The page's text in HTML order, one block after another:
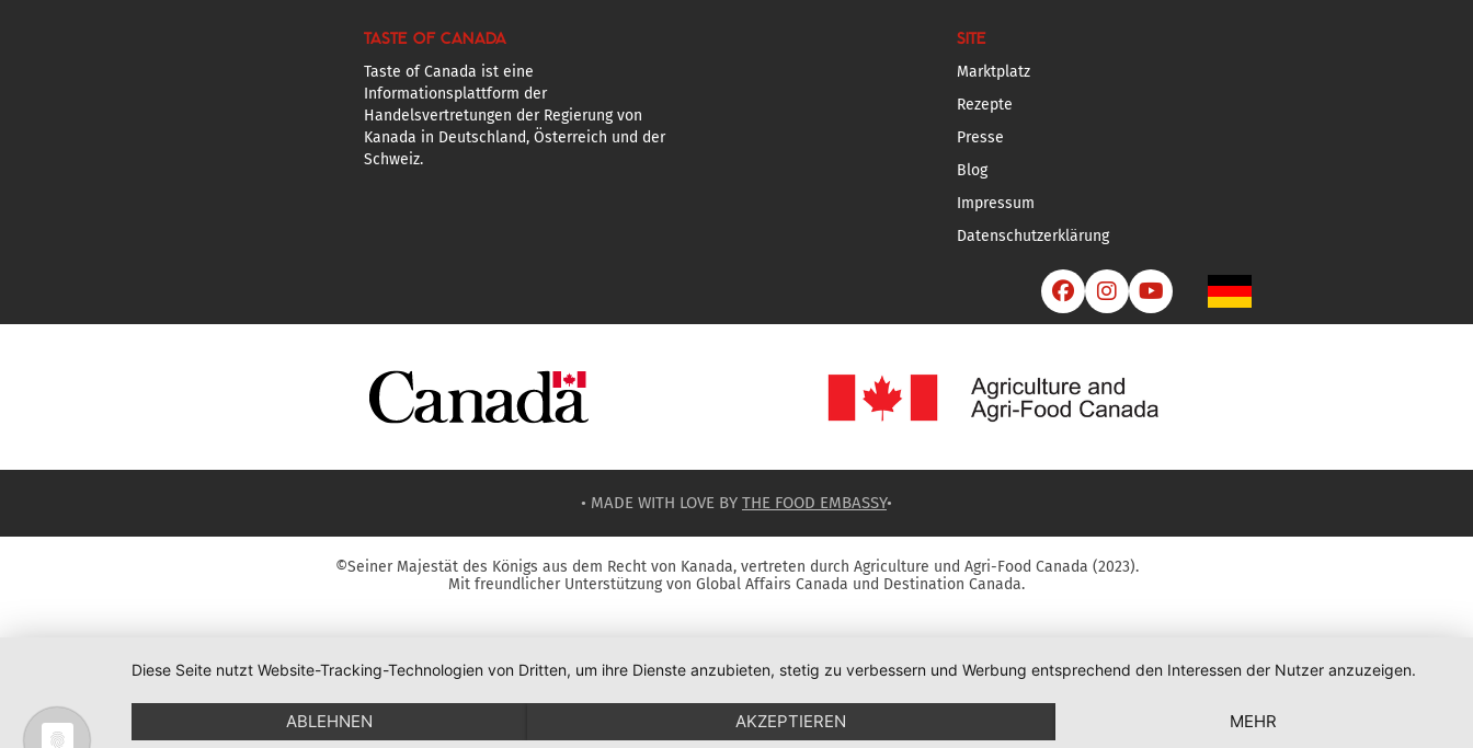
TASTE OF CANADA
Taste of Canada ist eine
Informationsplattform der
Handelsvertretungen der Regierung von
Kanada in Deutschland, Österreich und der
Schweiz.
SITE
Marktplatz
Rezepte
Presse
Blog
Impressum
Datenschutzerklärung
  
• MADE WITH LOVE BY THE FOOD EMBASSY•
©Seiner Majestät des Königs aus dem Recht von Kanada, vertreten durch Agriculture und Agri-Food Canada (2023).
Mit freundlicher Unterstützung von Global Affairs Canada und Destination Canada.
Diese Seite nutzt Website-Tracking-Technologien von Dritten, um ihre Dienste anzubieten, stetig zu verbessern und Werbung entsprechend den Interessen der Nutzer anzuzeigen.
ABLEHNEN AKZEPTIEREN MEHR